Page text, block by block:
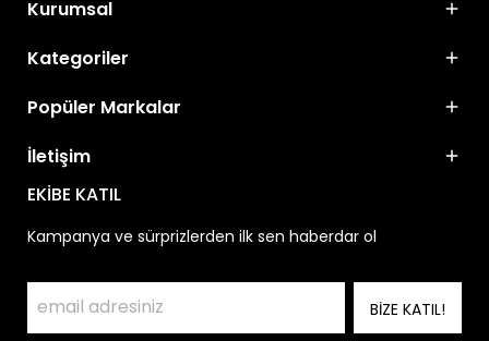
Kurumsal
Kategoriler
Popüler Markalar
İletişim
EKİBE KATIL
Kampanya ve sürprizlerden ilk sen haberdar ol
BİZE KATIL!